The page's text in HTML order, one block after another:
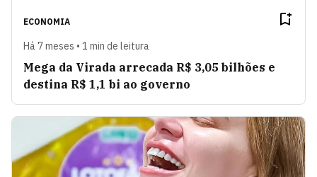
ECONOMIA
Há 7 meses • 1 min de leitura
Mega da Virada arrecada R$ 3,05 bilhões e
destina R$ 1,1 bi ao governo